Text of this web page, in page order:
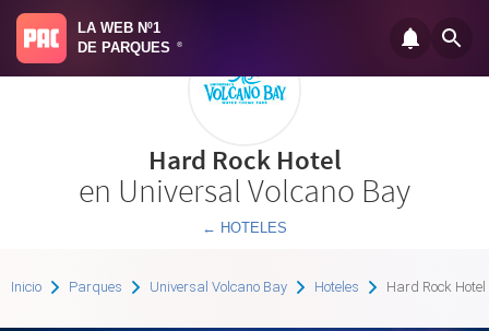
LA WEB Nº1
DE PARQUES
®
Hard Rock Hotel
en Universal Volcano Bay
← HOTELES
Inicio Parques Universal Volcano Bay Hoteles Hard Rock Hotel